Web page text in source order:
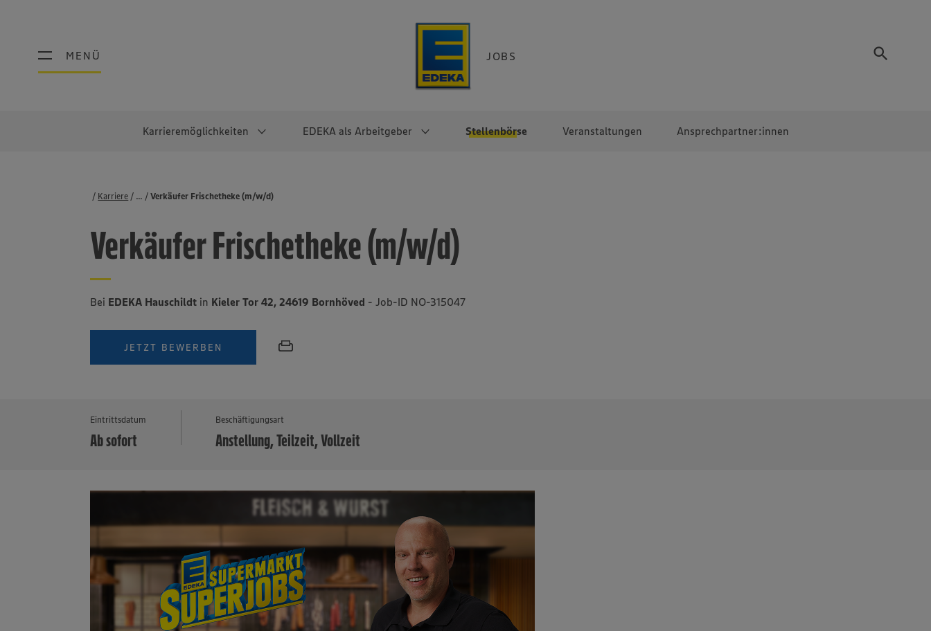
MENÜ JOBS
MENÜ
Karrieremöglichkeiten EDEKA als Arbeitgeber Stellenbörse Veranstaltungen Ansprechpartner:innen
Schülerpraktikum Abschlussarbeiten
Werkstudierendentätigkeit
Direkteinstieg
Noch Fragen?
Faires Gehalt
Diversität
Lebensmittelproduktion
Lager & Logistik
EDEKA-Zentrale
EDEKA Fruchtkontor
EDEKA-
Regionalgesellschaften
Karriere Stellenbörse
Verkäufer Frischetheke (m/w/d)
...
Verkäufer Frischetheke (m/w/d)
Bei EDEKA Hauschildt in Kieler Tor 42, 24619 Bornhöved - Job-ID NO-315047
JETZT BEWERBEN
Eintrittsdatum
Ab sofort
Beschäftigungsart
Anstellung, Teilzeit, Vollzeit